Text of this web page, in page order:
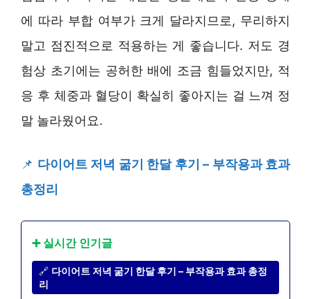
에 따라 부합 여부가 크게 달라지므로, 무리하지
말고 점진적으로 적용하는 게 좋습니다. 저도 경
험상 초기에는 공허한 배에 조금 힘들었지만, 적
응 후 체중과 혈당이 확실히 좋아지는 걸 느껴 정
말 놀라웠어요.
📌 다이어트 저녁 굶기 한달 후기 – 부작용과 효과
총정리
➕ 실시간 인기글
🔗 다이어트 저녁 굶기 한달 후기 – 부작용과 효과 총정
리